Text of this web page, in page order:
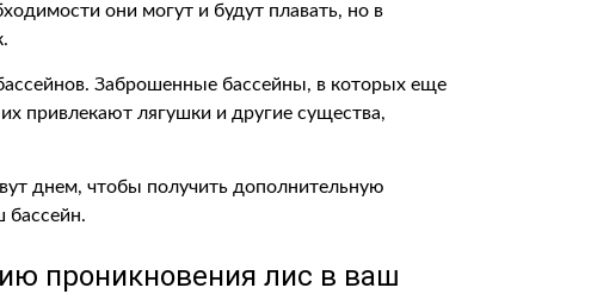
они могут и будут плавать, но в
Заброшенные бассейны, в которых еще
привлекают лягушки и другие существа,
днем, чтобы получить дополнительную
бассейн.
проникновения лис в ваш